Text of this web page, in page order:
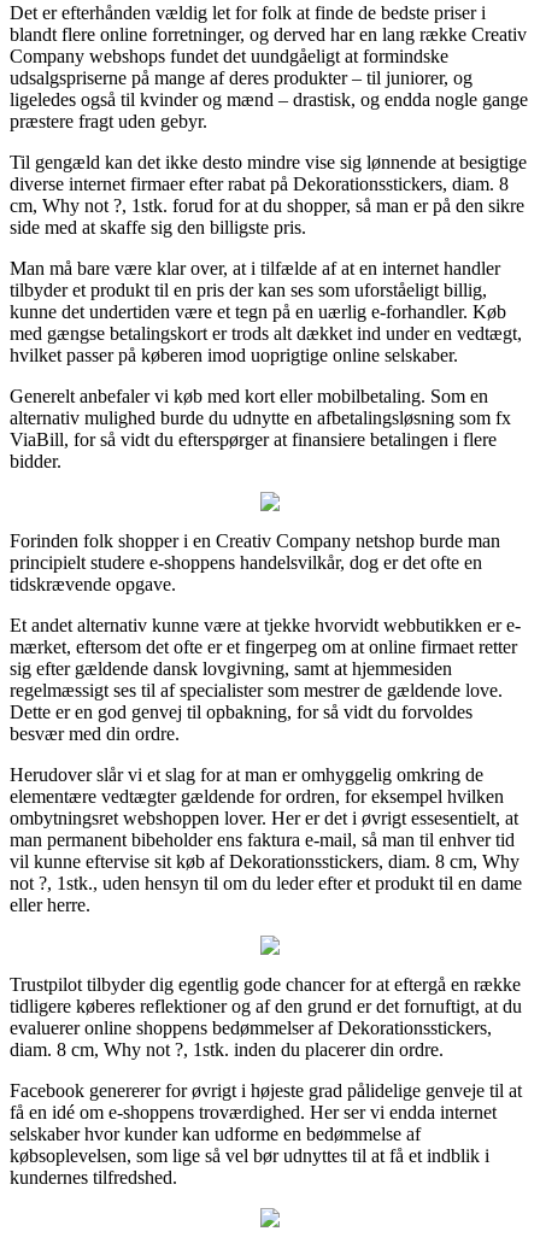
Det er efterhånden vældig let for folk at finde de bedste priser i
blandt flere online forretninger, og derved har en lang række Creativ
Company webshops fundet det uundgåeligt at formindske
udsalgspriserne på mange af deres produkter – til juniorer, og
ligeledes også til kvinder og mænd – drastisk, og endda nogle gange
præstere fragt uden gebyr.
Til gengæld kan det ikke desto mindre vise sig lønnende at besigtige
diverse internet firmaer efter rabat på Dekorationsstickers, diam. 8
cm, Why not ?, 1stk. forud for at du shopper, så man er på den sikre
side med at skaffe sig den billigste pris.
Man må bare være klar over, at i tilfælde af at en internet handler
tilbyder et produkt til en pris der kan ses som uforståeligt billig,
kunne det undertiden være et tegn på en uærlig e-forhandler. Køb
med gængse betalingskort er trods alt dækket ind under en vedtægt,
hvilket passer på køberen imod uoprigtige online selskaber.
Generelt anbefaler vi køb med kort eller mobilbetaling. Som en
alternativ mulighed burde du udnytte en afbetalingsløsning som fx
ViaBill, for så vidt du efterspørger at finansiere betalingen i flere
bidder.
Forinden folk shopper i en Creativ Company netshop burde man
principielt studere e-shoppens handelsvilkår, dog er det ofte en
tidskrævende opgave.
Et andet alternativ kunne være at tjekke hvorvidt webbutikken er e-
mærket, eftersom det ofte er et fingerpeg om at online firmaet retter
sig efter gældende dansk lovgivning, samt at hjemmesiden
regelmæssigt ses til af specialister som mestrer de gældende love.
Dette er en god genvej til opbakning, for så vidt du forvoldes
besvær med din ordre.
Herudover slår vi et slag for at man er omhyggelig omkring de
elementære vedtægter gældende for ordren, for eksempel hvilken
ombytningsret webshoppen lover. Her er det i øvrigt essesentielt, at
man permanent bibeholder ens faktura e-mail, så man til enhver tid
vil kunne eftervise sit køb af Dekorationsstickers, diam. 8 cm, Why
not ?, 1stk., uden hensyn til om du leder efter et produkt til en dame
eller herre.
Trustpilot tilbyder dig egentlig gode chancer for at eftergå en række
tidligere køberes reflektioner og af den grund er det fornuftigt, at du
evaluerer online shoppens bedømmelser af Dekorationsstickers,
diam. 8 cm, Why not ?, 1stk. inden du placerer din ordre.
Facebook genererer for øvrigt i højeste grad pålidelige genveje til at
få en idé om e-shoppens troværdighed. Her ser vi endda internet
selskaber hvor kunder kan udforme en bedømmelse af
købsoplevelsen, som lige så vel bør udnyttes til at få et indblik i
kundernes tilfredshed.